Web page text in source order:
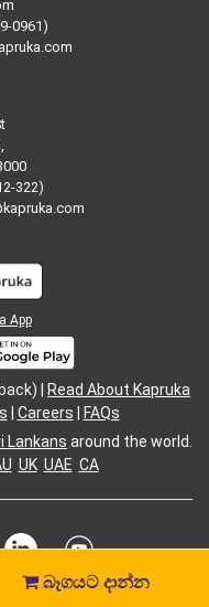
බෑගයට දාන්න
0961)
322)
App
|
Read About Kapruka
Careers
FAQs
Lankans around the world.
UK UAE CA